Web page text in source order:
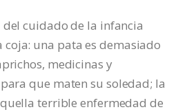
del cuidado de la infancia
una pata es demasiado
medicinas y
que maten su soledad; la
terrible enfermedad de